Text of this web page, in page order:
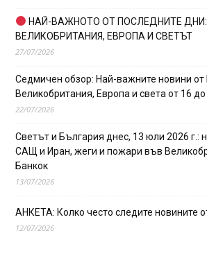
НАЙ-ВАЖНОТО ОТ ПОСЛЕДНИТЕ ДНИ:
ВЕЛИКОБРИТАНИЯ, ЕВРОПА И СВЕТЪТ
27/07/2026
Седмичен обзор: Най-важните новини от
Великобритания, Европа и света от 16
22/07/2026
Светът и България днес, 13 юли 2026 г.:
САЩ и Иран, жеги и пожари във
Банкок
13/07/2026
АНКЕТА: Колко често следите новините
12/07/2026